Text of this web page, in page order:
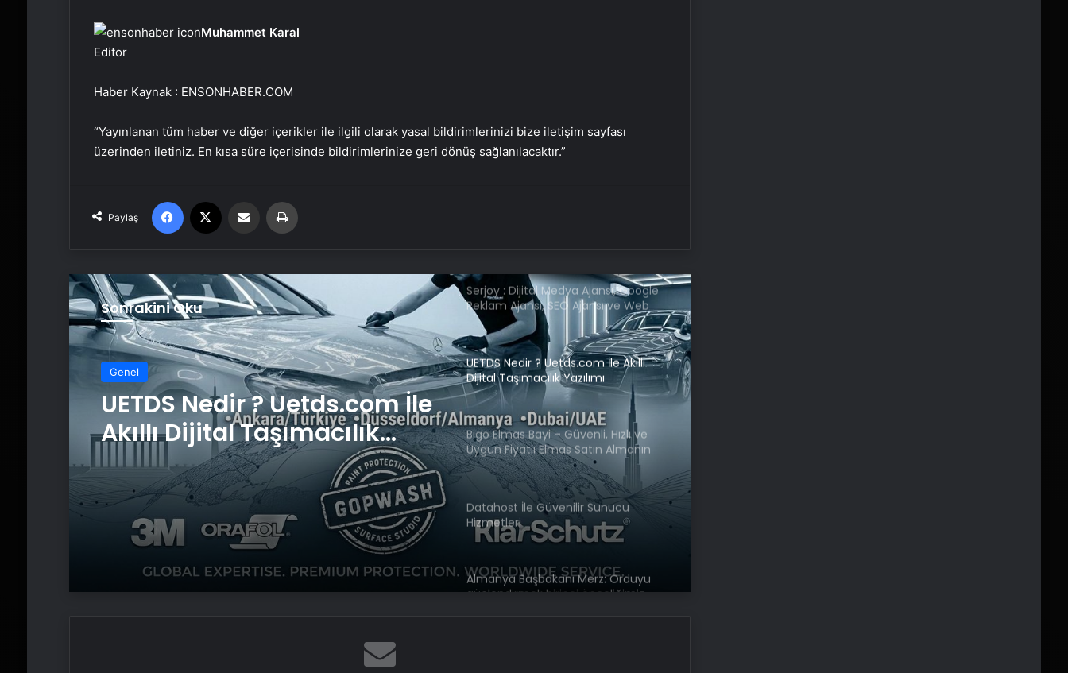
Muhammet Karal
Editor
Haber Kaynak : ENSONHABER.COM
“Yayınlanan tüm haber ve diğer içerikler ile ilgili olarak yasal bildirimlerinizi bize iletişim sayfası
üzerinden iletiniz. En kısa süre içerisinde bildirimlerinize geri dönüş sağlanılacaktır.”
Paylaş
Facebook Email'den paylaş
Sonrakini Oku
Genel
UETDS Nedir ? Uetds.com İle
Akıllı Dijital Taşımacılık
Yazılımı
İsrail’i endişe sardı: ABD’den dikkat
Serjoy : Dijital Medya Ajansı, Google
Reklam Ajansı, SEO Ajansı ve Web
Tasarım Ajansı
UETDS Nedir ? Uetds.com İle Akıllı
Dijital Taşımacılık Yazılımı
Bigo Elmas Bayi – Güvenli, Hızlı ve
Uygun Fiyatlı Elmas Satın Almanın
Yeni Adresi
Datahost İle Güvenilir Sunucu
Hizmetleri
Almanya Başbakanı Merz: Orduyu
güçlendirmek birinci önceliğimiz